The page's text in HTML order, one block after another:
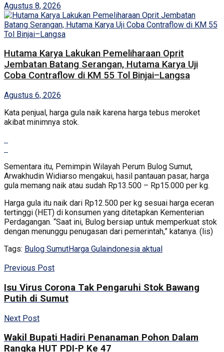
Agustus 8, 2026
Hutama Karya Lakukan Pemeliharaan Oprit
Jembatan Batang Serangan, Hutama Karya Uji
Coba Contraflow di KM 55 Tol Binjai–Langsa
Agustus 6, 2026
Kata penjual, harga gula naik karena harga tebus meroket
akibat minimnya stok.
Sementara itu, Pemimpin Wilayah Perum Bulog Sumut,
Arwakhudin Widiarso mengakui, hasil pantauan pasar, harga
gula memang naik atau sudah Rp13.500 – Rp15.000 per kg.
Harga gula itu naik dari Rp12.500 per kg sesuai harga eceran
tertinggi (HET) di konsumen yang ditetapkan Kementerian
Perdagangan. “Saat ini, Bulog bersiap untuk memperkuat stok
dengan menunggu penugasan dari pemerintah,” katanya. (lis)
Tags: Bulog SumutHarga Gulaindonesia aktual
Previous Post
Isu Virus Corona Tak Pengaruhi Stok Bawang
Putih di Sumut
Next Post
Wakil Bupati Hadiri Penanaman Pohon Dalam
Rangka HUT PDI-P Ke 47